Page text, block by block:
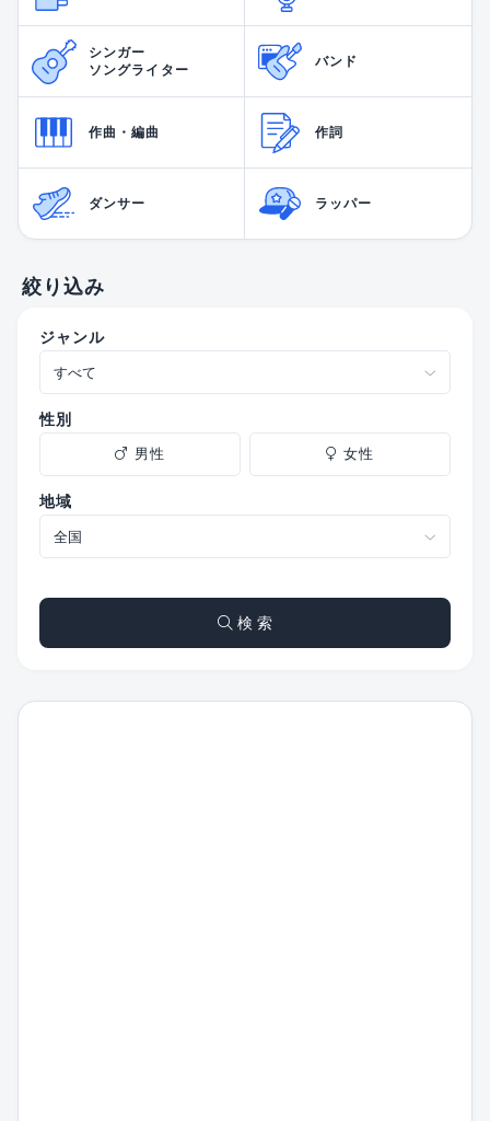
シンガー
ソングライター
バンド
作曲・編曲 作詞
ダンサー ラッパー
絞り込み
ジャンル
性別
男性 女性
地域
検 索